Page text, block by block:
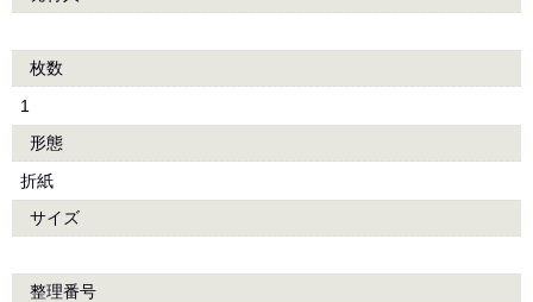
枚数
1
形態
折紙
サイズ
整理番号